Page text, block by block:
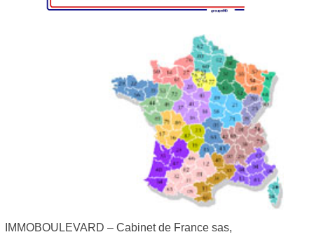
IMMOBOULEVARD – Cabinet de France sas,